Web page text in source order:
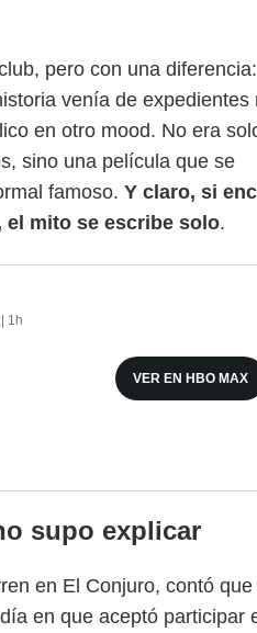
pero con una
venía de expedientes
en otro mood. No era
sino una película que se
famoso. Y claro, si
el mito se escribe solo.
1h
Livingston
VER EN HBO MAX
supo explicar
en El Conjuro, contó que
en que aceptó participar